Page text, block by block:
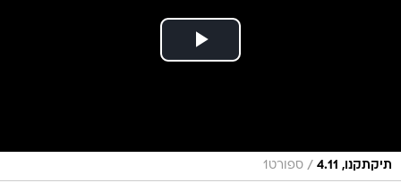
תיקתקנו, 4.11 / ספורט1